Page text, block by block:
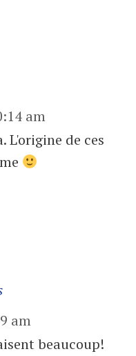
am
L'origine de ces
am
beaucoup!